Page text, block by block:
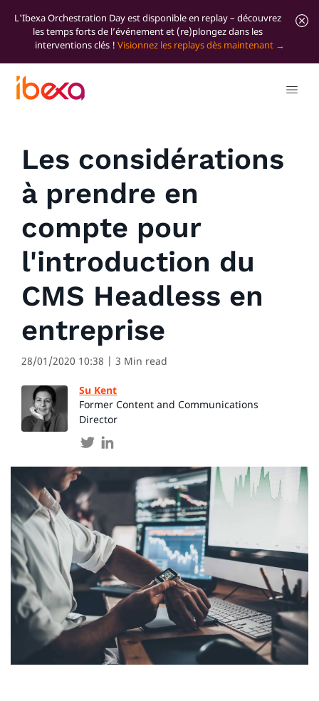
L'Ibexa Orchestration Day est disponible en replay – découvrez
les temps forts de l’événement et (re)plongez dans les
interventions clés ! Visionnez les replays dès maintenant
Tous les articles de blog
Les considérations
à prendre en
compte pour
l'introduction du
CMS Headless en
entreprise
28/01/2020 10:38 | 3 Min read
Su Kent
Former Content and Communications
Director